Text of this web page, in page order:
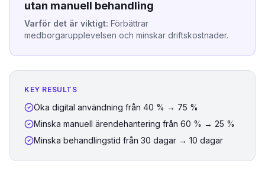
utan manuell behandling
Varför det är viktigt: Förbättrar
medborgarupplevelsen och minskar driftskostnader.
KEY RESULTS
Öka digital användning från 40 % → 75 %
Minska manuell ärendehantering från 60 % → 25 %
Minska behandlingstid från 30 dagar → 10 dagar